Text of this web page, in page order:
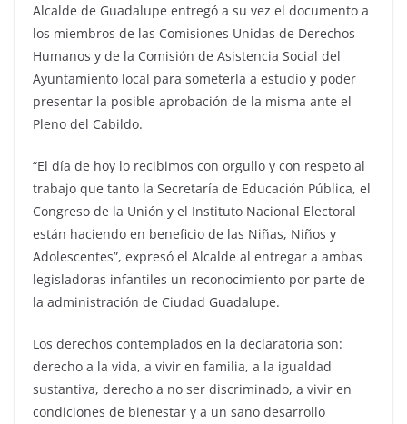
Alcalde de Guadalupe entregó a su vez el documento a
los miembros de las Comisiones Unidas de Derechos
Humanos y de la Comisión de Asistencia Social del
Ayuntamiento local para someterla a estudio y poder
presentar la posible aprobación de la misma ante el
Pleno del Cabildo.
“El día de hoy lo recibimos con orgullo y con respeto al
trabajo que tanto la Secretaría de Educación Pública, el
Congreso de la Unión y el Instituto Nacional Electoral
están haciendo en beneficio de las Niñas, Niños y
Adolescentes”, expresó el Alcalde al entregar a ambas
legisladoras infantiles un reconocimiento por parte de
la administración de Ciudad Guadalupe.
Los derechos contemplados en la declaratoria son:
derecho a la vida, a vivir en familia, a la igualdad
sustantiva, derecho a no ser discriminado, a vivir en
condiciones de bienestar y a un sano desarrollo